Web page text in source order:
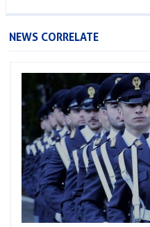
NEWS CORRELATE